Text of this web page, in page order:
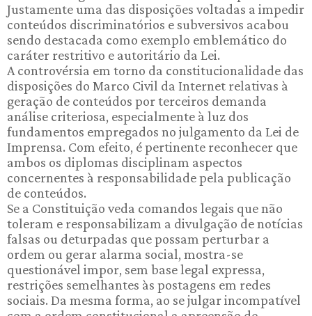
Justamente uma das disposições voltadas a impedir
conteúdos discriminatórios e subversivos acabou
sendo destacada como exemplo emblemático do
caráter restritivo e autoritário da Lei.
A controvérsia em torno da constitucionalidade das
disposições do Marco Civil da Internet relativas à
geração de conteúdos por terceiros demanda
análise criteriosa, especialmente à luz dos
fundamentos empregados no julgamento da Lei de
Imprensa. Com efeito, é pertinente reconhecer que
ambos os diplomas disciplinam aspectos
concernentes à responsabilidade pela publicação
de conteúdos.
Se a Constituição veda comandos legais que não
toleram e responsabilizam a divulgação de notícias
falsas ou deturpadas que possam perturbar a
ordem ou gerar alarma social, mostra-se
questionável impor, sem base legal expressa,
restrições semelhantes às postagens em redes
sociais. Da mesma forma, ao se julgar incompatível